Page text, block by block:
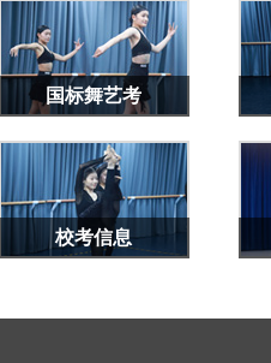
国标舞艺考
校考信息